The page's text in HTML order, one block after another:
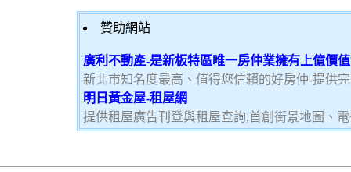
贊助網站
廣利不動產-是新板特區唯一房仲業擁有上億價
新北市知名度最高、值得您信賴的好房仲-提供
明日黃金屋-租屋網
提供租屋廣告刊登與租屋查詢,首創街景地圖、